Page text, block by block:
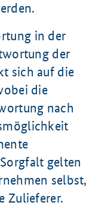
in der
der
sich auf die
die
nach
gelten
selbst,
Zulieferer.